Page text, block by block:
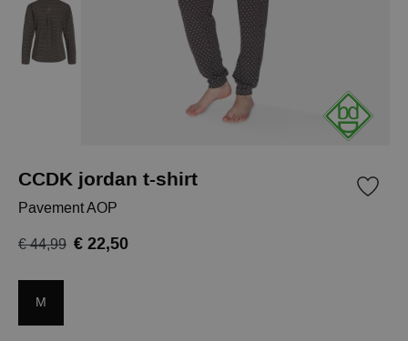
CCDK jordan t-shirt
Pavement AOP
€ 44,99 € 22,50
M